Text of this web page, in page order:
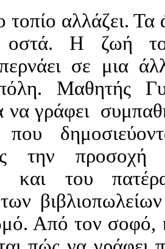
τοπίο αλλάζει. Τα
οστά. Η ζωή
σε μια
Μαθητής
να γράφει
που
την
και του
Από τον σοφό,